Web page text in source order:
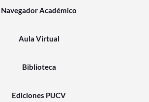
Navegador Académico
Aula Virtual
Biblioteca
Ediciones PUCV